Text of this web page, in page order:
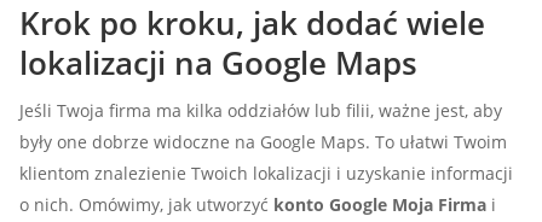
Krok po kroku, jak dodać wiele
lokalizacji na Google Maps
Jeśli Twoja firma ma kilka oddziałów lub filii, ważne jest, aby
były one dobrze widoczne na Google Maps. To ułatwi Twoim
klientom znalezienie Twoich lokalizacji i uzyskanie informacji
o nich. Omówimy, jak utworzyć konto Google Moja Firma i